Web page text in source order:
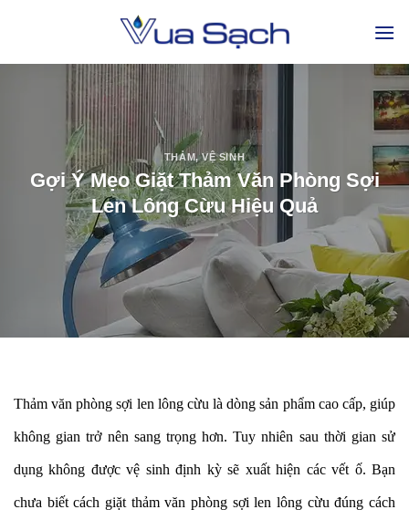
THẢM,VỆ SINH
Gợi Ý Mẹo Giặt Thảm Văn Phòng Sợi
Len Lông Cừu Hiệu Quả
Thảm văn phòng sợi len lông cừu là dòng sản phẩm cao cấp, giúp
không gian trở nên sang trọng hơn. Tuy nhiên sau thời gian sử
dụng không được vệ sinh định kỳ sẽ xuất hiện các vết ố. Bạn
chưa biết cách giặt thảm văn phòng sợi len lông cừu đúng cách